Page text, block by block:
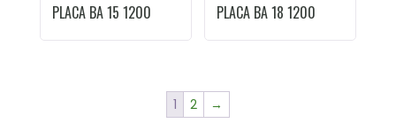
PLACA BA 15 1200 PLACA BA 18 1200
1 2 →